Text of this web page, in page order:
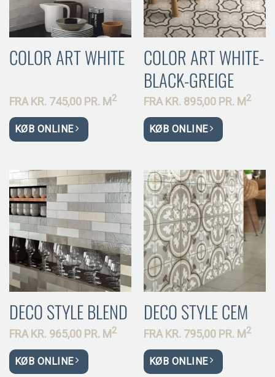
COLOR ART WHITE
FRA KR. 745,00 PR. M 2
KØB ONLINE
COLOR ART WHITE-
BLACK-GREIGE
FRA KR. 895,00 PR. M 2
KØB ONLINE
DECO STYLE BLEND
FRA KR. 965,00 PR. M2
KØB ONLINE
DECO STYLE CEM
FRA KR. 795,00 PR. M2
KØB ONLINE